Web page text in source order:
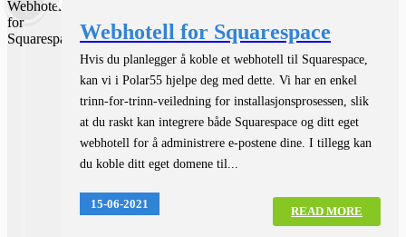
Webhotell for Squarespace
Hvis du planlegger å koble et webhotell til Squarespace,
kan vi i Polar55 hjelpe deg med dette. Vi har en enkel
trinn-for-trinn-veiledning for installasjonsprosessen, slik
at du raskt kan integrere både Squarespace og ditt eget
webhotell for å administrere e-postene dine. I tillegg kan
du koble ditt eget domene til...
READ MORE
15-06-2021